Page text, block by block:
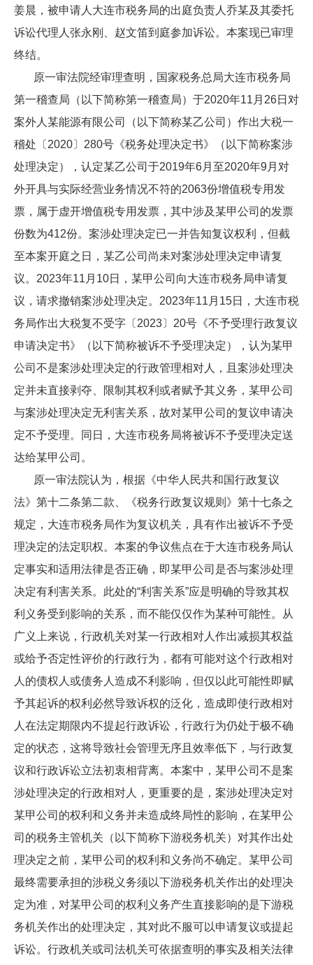
姜晨，被申请人大连市税务局的出庭负责人乔某及其委托
诉讼代理人张永刚、赵文笛到庭参加诉讼。本案现已审理
终结。
原一审法院经审理查明，国家税务总局大连市税务局
第一稽查局（以下简称第一稽查局）于2020年11月26日对
案外人某能源有限公司（以下简称某乙公司）作出大税一
稽处〔2020〕280号《税务处理决定书》（以下简称案涉
处理决定），认定某乙公司于2019年6月至2020年9月对
外开具与实际经营业务情况不符的2063份增值税专用发
票，属于虚开增值税专用发票，其中涉及某甲公司的发票
份数为412份。案涉处理决定已一并告知复议权利，但截
至本案开庭之日，某乙公司尚未对案涉处理决定申请复
议。2023年11月10日，某甲公司向大连市税务局申请复
议，请求撤销案涉处理决定。2023年11月15日，大连市税
务局作出大税复不受字〔2023〕20号《不予受理行政复议
申请决定书》（以下简称被诉不予受理决定），认为某甲
公司不是案涉处理决定的行政管理相对人，且案涉处理决
定并未直接剥夺、限制其权利或者赋予其义务，某甲公司
与案涉处理决定无利害关系，故对某甲公司的复议申请决
定不予受理。同日，大连市税务局将被诉不予受理决定送
达给某甲公司。
原一审法院认为，根据《中华人民共和国行政复议
法》第十二条第二款、《税务行政复议规则》第十七条之
规定，大连市税务局作为复议机关，具有作出被诉不予受
理决定的法定职权。本案的争议焦点在于大连市税务局认
定事实和适用法律是否正确，即某甲公司是否与案涉处理
决定有利害关系。此处的“利害关系”应是明确的导致其权
利义务受到影响的关系，而不能仅仅作为某种可能性。从
广义上来说，行政机关对某一行政相对人作出减损其权益
或给予否定性评价的行政行为，都有可能对这个行政相对
人的债权人或债务人造成不利影响，但仅以此可能性即赋
予其起诉的权利必然导致诉权的泛化，造成即使行政相对
人在法定期限内不提起行政诉讼，行政行为仍处于极不确
定的状态，这将导致社会管理无序且效率低下，与行政复
议和行政诉讼立法初衷相背离。本案中，某甲公司不是案
涉处理决定的行政相对人，更重要的是，案涉处理决定对
某甲公司的权利和义务并未造成终局性的影响，在某甲公
司的税务主管机关（以下简称下游税务机关）对其作出处
理决定之前，某甲公司的权利和义务尚不确定。某甲公司
最终需要承担的涉税义务须以下游税务机关作出的处理决
定为准，对某甲公司的权利义务产生直接影响的是下游税
务机关作出的处理决定，其对此不服可以申请复议或提起
诉讼。行政机关或司法机关可依据查明的事实及相关法律